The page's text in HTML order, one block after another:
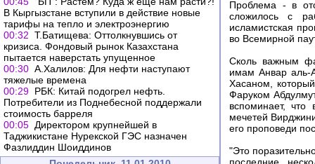
В Кыргызстане вступили в действие новые
тарифы на тепло и электроэнергию
00:32 Т.Батищева: Оттолкнувшись от
кризиса. Фондовый рынок Казахстана
пытается наверстать упущенное
00:30 А.Халилов: Для нефти наступают
тяжелые времена
00:29 РБК: Китай подогрел нефть.
Потребители из Поднебесной поддержали
стоимость барреля
00:05 Директором крупнейшей в
Таджикистане Нурекской ГЭС назначен
Фазлиддин Шоиддинов
Проблема - в
сложилось с
исламистская
во Всемирной
Сколь важным
имам Анвар аль-
Хасаном,
Фаруком
вспоминает,
мечетей
его проповеди
"Это